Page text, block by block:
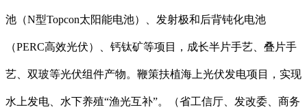
池（N型Topcon太阳能电池）、发射极和后背钝化电池
（PERC高效光伏）、钙钛矿等项目，成长半片手艺、叠片手
艺、双玻等光伏组件产物。鞭策扶植海上光伏发电项目，实现
水上发电、水下养殖“渔光互补”。（省工信厅、发改委、商务